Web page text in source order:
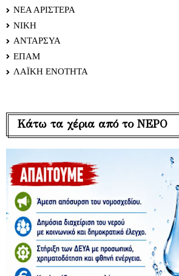
ΝΕΑ ΑΡΙΣΤΕΡΑ
ΝΙΚΗ
ΑΝΤΑΡΣΥΑ
ΕΠΑΜ
ΛΑΪΚΗ ΕΝΟΤΗΤΑ
Κάτω τα χέρια από το ΝΕΡΟ